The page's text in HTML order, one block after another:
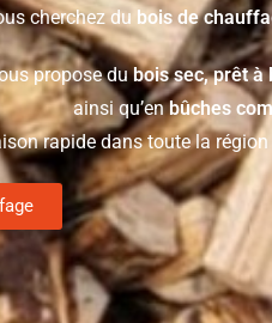
cherchez du bois de
propose dubois sec, prêt à
ainsi qu’enbûches
rapide dans toute la